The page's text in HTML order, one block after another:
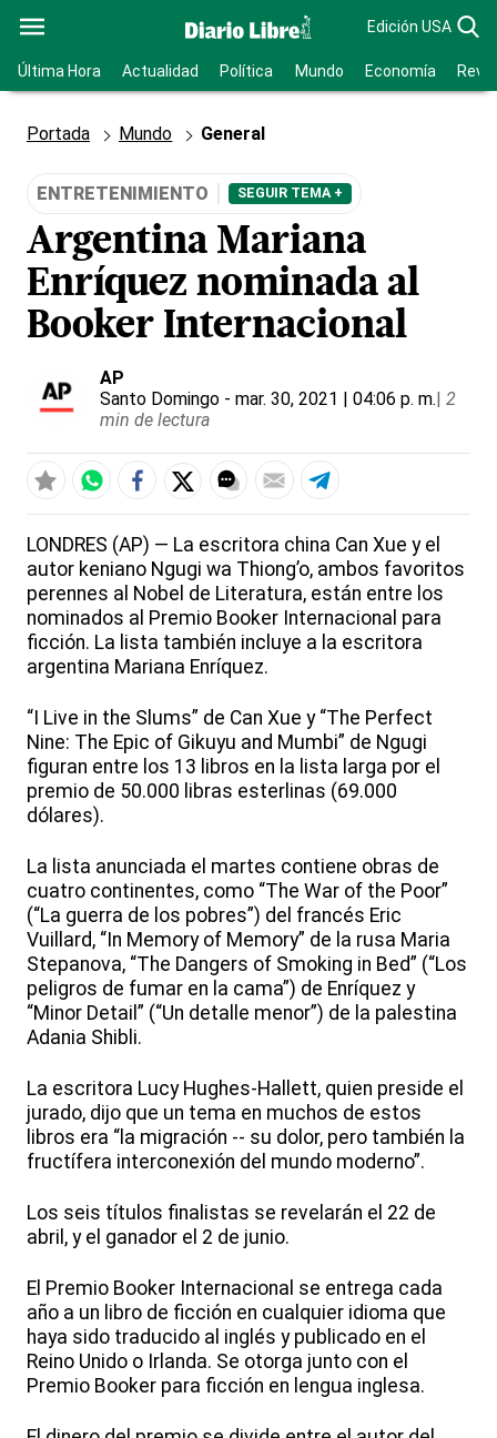
Edición USA
Última Hora Actualidad Política Mundo Economía
Portada Mundo General
ENTRETENIMIENTO SEGUIR TEMA +
Argentina Mariana
Enríquez nominada al
Booker Internacional
AP
Santo Domingo - mar. 30, 2021 | 04:06 p. m.| 2
min de lectura
LONDRES (AP) — La escritora china Can Xue y el
autor keniano Ngugi wa Thiong’o, ambos favoritos
perennes al Nobel de Literatura, están entre los
nominados al Premio Booker Internacional para
ficción. La lista también incluye a la escritora
argentina Mariana Enríquez.
“I Live in the Slums” de Can Xue y “The Perfect
Nine: The Epic of Gikuyu and Mumbi” de Ngugi
figuran entre los 13 libros en la lista larga por el
premio de 50.000 libras esterlinas (69.000
dólares).
La lista anunciada el martes contiene obras de
cuatro continentes, como “The War of the Poor”
(“La guerra de los pobres”) del francés Eric
Vuillard, “In Memory of Memory” de la rusa Maria
Stepanova, “The Dangers of Smoking in Bed” (“Los
peligros de fumar en la cama”) de Enríquez y
“Minor Detail” (“Un detalle menor”) de la palestina
Adania Shibli.
La escritora Lucy Hughes-Hallett, quien preside el
jurado, dijo que un tema en muchos de estos
libros era “la migración -- su dolor, pero también la
fructífera interconexión del mundo moderno”.
Los seis títulos finalistas se revelarán el 22 de
abril, y el ganador el 2 de junio.
El Premio Booker Internacional se entrega cada
año a un libro de ficción en cualquier idioma que
haya sido traducido al inglés y publicado en el
Reino Unido o Irlanda. Se otorga junto con el
Premio Booker para ficción en lengua inglesa.